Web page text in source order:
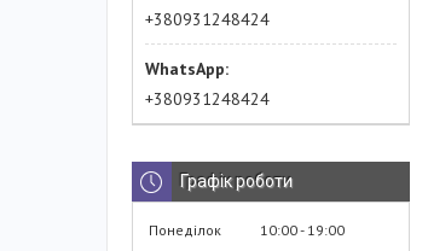
+380931248424
+380931248424
Графік роботи
Понеділок 10:00 19:00